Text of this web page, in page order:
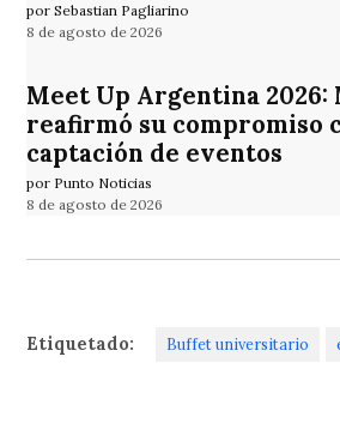
por Sebastian Pagliarino
8 de agosto de 2026
Meet Up Argentina 2026:
reafirmó su compromiso
captación de eventos
por Punto Noticias
8 de agosto de 2026
Etiquetado: Buffet universitario